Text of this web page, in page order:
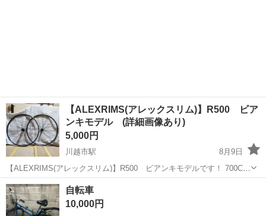
【ALEXRIMS(アレックスリム)】R500 ビア
ンキモデル (詳細画像あり)
5,000円
川越市駅
8月9日
【ALEXRIMS(アレックスリム)】R500 ビアンキモデルです！ 700C
ETRTO 622×14mm リム外幅 約19mm リム内幅 14mm フロン
トハブ SHIMANO(シマノ) HB-3...
埼玉 川越市 川越市駅
自転車
10,000円